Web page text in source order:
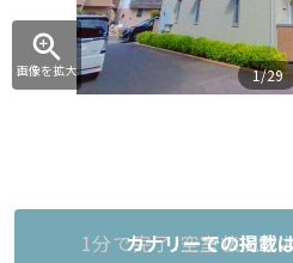
画像を拡大 1/29
1分で完了!空室状況を
カナリーでの掲載